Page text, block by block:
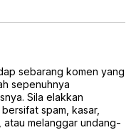
sebarang komen yang
sepenuhnya
Sila elakkan
spam, kasar,
melanggar undang-